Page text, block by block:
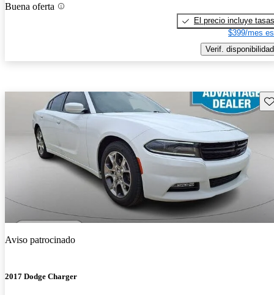
Buena oferta
El precio incluye tasas
$399/mes
Verif. disponibilidad
Aviso patrocinado
2017 Dodge Charger